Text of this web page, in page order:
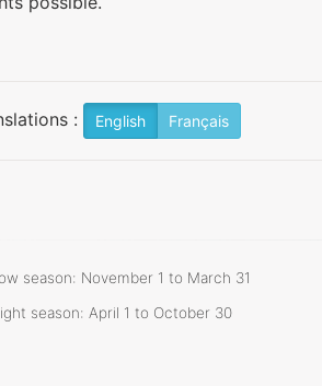
: English Français
season: November 1 to March 31
season: April 1 to October 30